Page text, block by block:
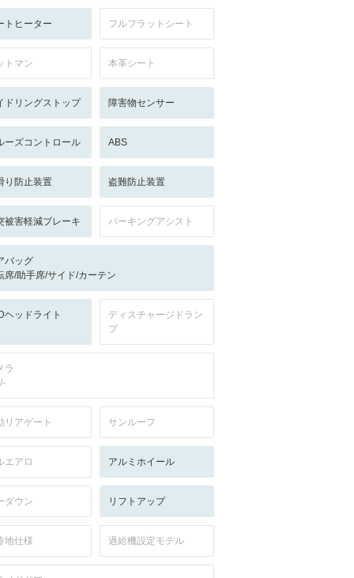
トヒーター フルフラットシート
トマン 本革シート
ドリングストップ 障害物センサー
ーズコントロール ABS
り防止装置 盗難防止装置
被害軽減ブレーキ パーキングアシスト
バッグ
席/助手席/サイド/カーテン
ヘッドライト
ディスチャージドラン
プ
ラ
リアゲート サンルーフ
エアロ アルミホイール
ダウン リフトアップ
地仕様 過給機設定モデル